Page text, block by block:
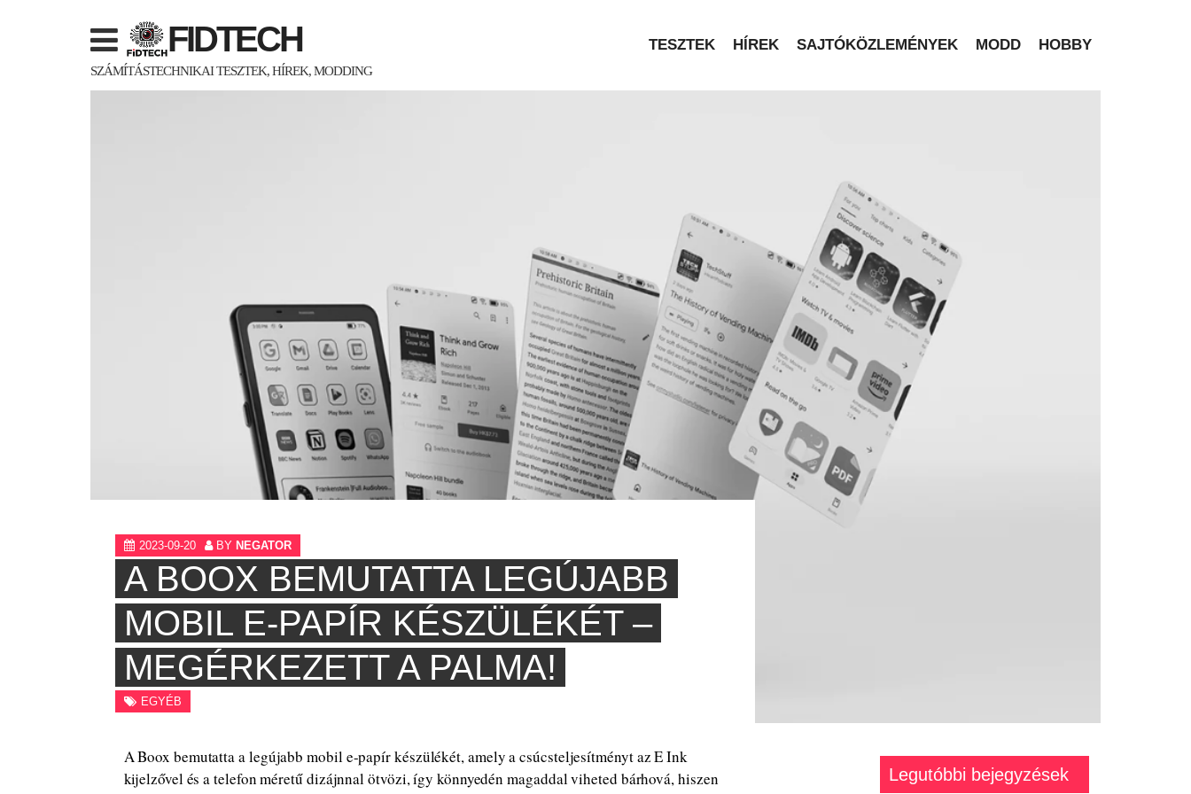
FIDTECH
SZÁMÍTÁSTECHNIKAI TESZTEK, HÍREK, MODDING
TESZTEK HÍREK SAJTÓKÖZLEMÉNYEK MODD HOBBY
2023-09-20 BY NEGATOR
A BOOX BEMUTATTA LEGÚJABB
MOBIL E-PAPÍR KÉSZÜLÉKÉT –
MEGÉRKEZETT A PALMA!
EGYÉB
A Boox bemutatta a legújabb mobil e-papír készülékét, amely a csúcsteljesítményt az E Ink
kijelzővel és a telefon méretű dizájnnal ötvözi, így könnyedén magaddal viheted bárhová, hiszen
Legutóbbi bejegyzések